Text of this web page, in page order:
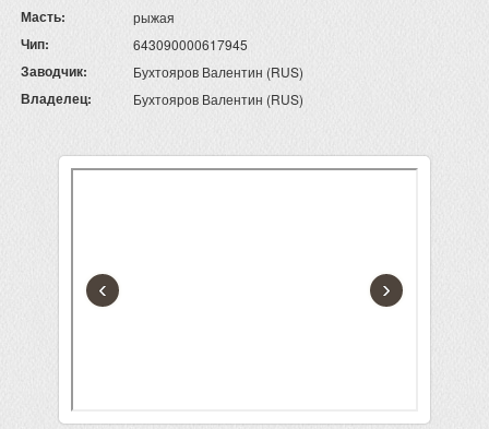
Масть: рыжая
Чип: 643090000617945
Заводчик: Бухтояров Валентин (RUS)
Владелец: Бухтояров Валентин (RUS)
‹ ›